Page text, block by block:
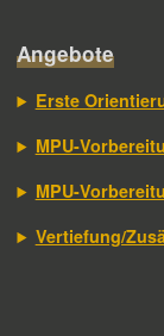
Angebote
Erste
MPU-
MPU-
Vertiefung/